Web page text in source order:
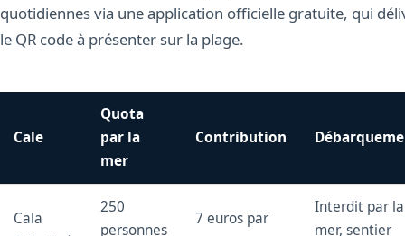
quotidiennes via une application officielle gratuite, qui
le QR code à présenter sur la plage.
Cale
Quota
par la
mer
Contribution
Cala
250
personnes
7 euros par
Interdit par la
mer, sentier